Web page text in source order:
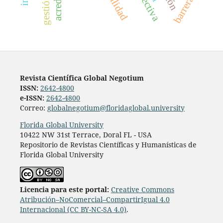
barreras
Revista Científica Global Negotium
ISSN: 2642-4800
e-ISSN: 2642-4800
Correo: globalnegotium@floridaglobal.university
Florida Global University
10422 NW 31st Terrace, Doral FL - USA
Repositorio de Revistas Científicas y Humanísticas de
Florida Global University
Licencia para este portal: Creative Commons
Atribución–NoComercial–CompartirIgual 4.0
Internacional (CC BY-NC-SA 4.0).